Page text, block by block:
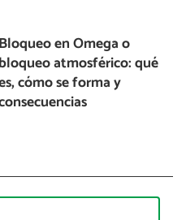
Bloqueo en Omega o
bloqueo atmosférico: qué
cómo se forma y